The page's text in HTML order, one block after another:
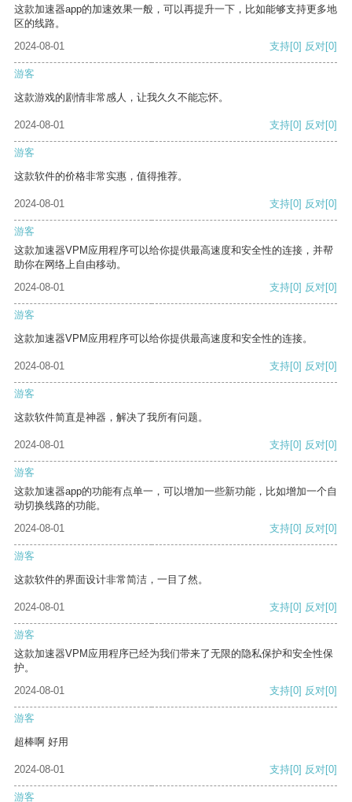
这款加速器app的加速效果一般，可以再提升一下，比如能够支持更多地
区的线路。
2024-08-01
支持[0] 反对[0]
游客
这款游戏的剧情非常感人，让我久久不能忘怀。
2024-08-01 支持[0] 反对[0]
游客
这款软件的价格非常实惠，值得推荐。
2024-08-01 支持[0] 反对[0]
游客
这款加速器VPM应用程序可以给你提供最高速度和安全性的连接，并帮
助你在网络上自由移动。
2024-08-01
支持[0] 反对[0]
游客
这款加速器VPM应用程序可以给你提供最高速度和安全性的连接。
2024-08-01 支持[0] 反对[0]
游客
这款软件简直是神器，解决了我所有问题。
2024-08-01 支持[0] 反对[0]
游客
这款加速器app的功能有点单一，可以增加一些新功能，比如增加一个自
动切换线路的功能。
2024-08-01
支持[0] 反对[0]
游客
这款软件的界面设计非常简洁，一目了然。
2024-08-01 支持[0] 反对[0]
游客
这款加速器VPM应用程序已经为我们带来了无限的隐私保护和安全性保
护。
2024-08-01
支持[0] 反对[0]
游客
超棒啊 好用
2024-08-01 支持[0] 反对[0]
游客